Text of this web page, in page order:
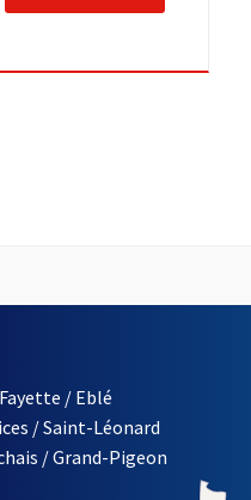
la touche 6, mois sur 2
À LA LETTRE
/ Eblé
/ Saint-Léonard
/ Grand-Pigeon